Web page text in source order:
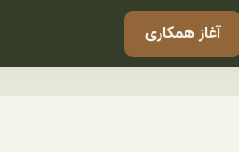
آغاز همکاری